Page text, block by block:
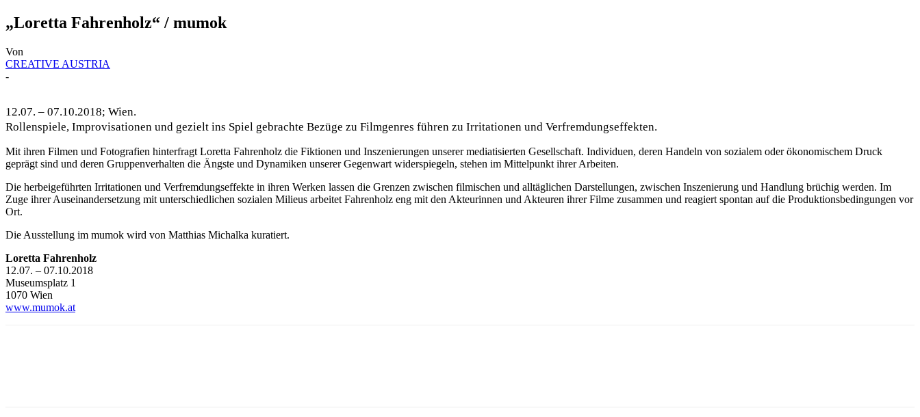
„Loretta Fahrenholz“ / mumok
Von
CREATIVE AUSTRIA
-
12.07. – 07.10.2018; Wien.
Rollenspiele, Improvisationen und gezielt ins Spiel gebrachte Bezüge zu Filmgenres führen zu Irritationen und Verfremdungseffekten.
Mit ihren Filmen und Fotografien hinterfragt Loretta Fahrenholz die Fiktionen und Inszenierungen unserer mediatisierten Gesellschaft. Individuen, deren Handeln von sozialem oder ökonomischem Druck
geprägt sind und deren Gruppenverhalten die Ängste und Dynamiken unserer Gegenwart widerspiegeln, stehen im Mittelpunkt ihrer Arbeiten.
Die herbeigeführten Irritationen und Verfremdungseffekte in ihren Werken lassen die Grenzen zwischen filmischen und alltäglichen Darstellungen, zwischen Inszenierung und Handlung brüchig werden. Im
Zuge ihrer Auseinandersetzung mit unterschiedlichen sozialen Milieus arbeitet Fahrenholz eng mit den Akteurinnen und Akteuren ihrer Filme zusammen und reagiert spontan auf die Produktionsbedingungen vor
Ort.
Die Ausstellung im mumok wird von Matthias Michalka kuratiert.
Loretta Fahrenholz
12.07. – 07.10.2018
Museumsplatz 1
1070 Wien
www.mumok.at